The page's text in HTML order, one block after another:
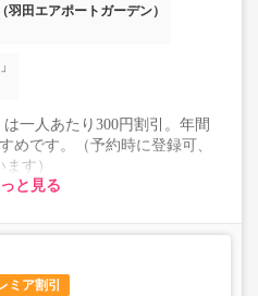
羽田エアポートガーデン）
一人あたり300円割引。年間
めです。（予約時に登録可、
す）
運行便です。
と見る
ミア割引